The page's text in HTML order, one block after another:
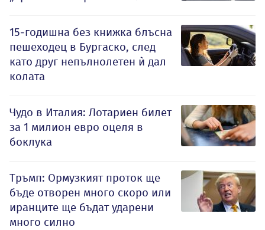
15-годишна без книжка блъсна
пешеходец в Бургаско, след
като друг непълнолетен ѝ дал
колата
Чудо в Италия: Лотариен билет
за 1 милион евро оцеля в
боклука
Тръмп: Ормузкият проток ще
бъде отворен много скоро или
иранците ще бъдат ударени
много силно